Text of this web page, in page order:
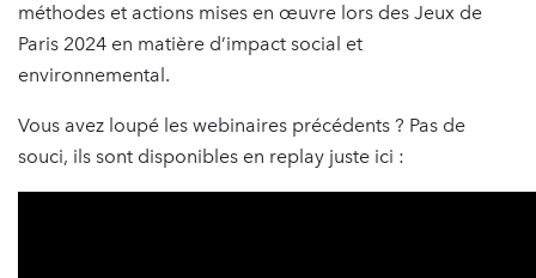
méthodes et actions mises en œuvre lors des Jeux de
Paris 2024 en matière d’impact social et
environnemental.
Vous avez loupé les webinaires précédents ? Pas de
souci, ils sont disponibles en replay juste ici :